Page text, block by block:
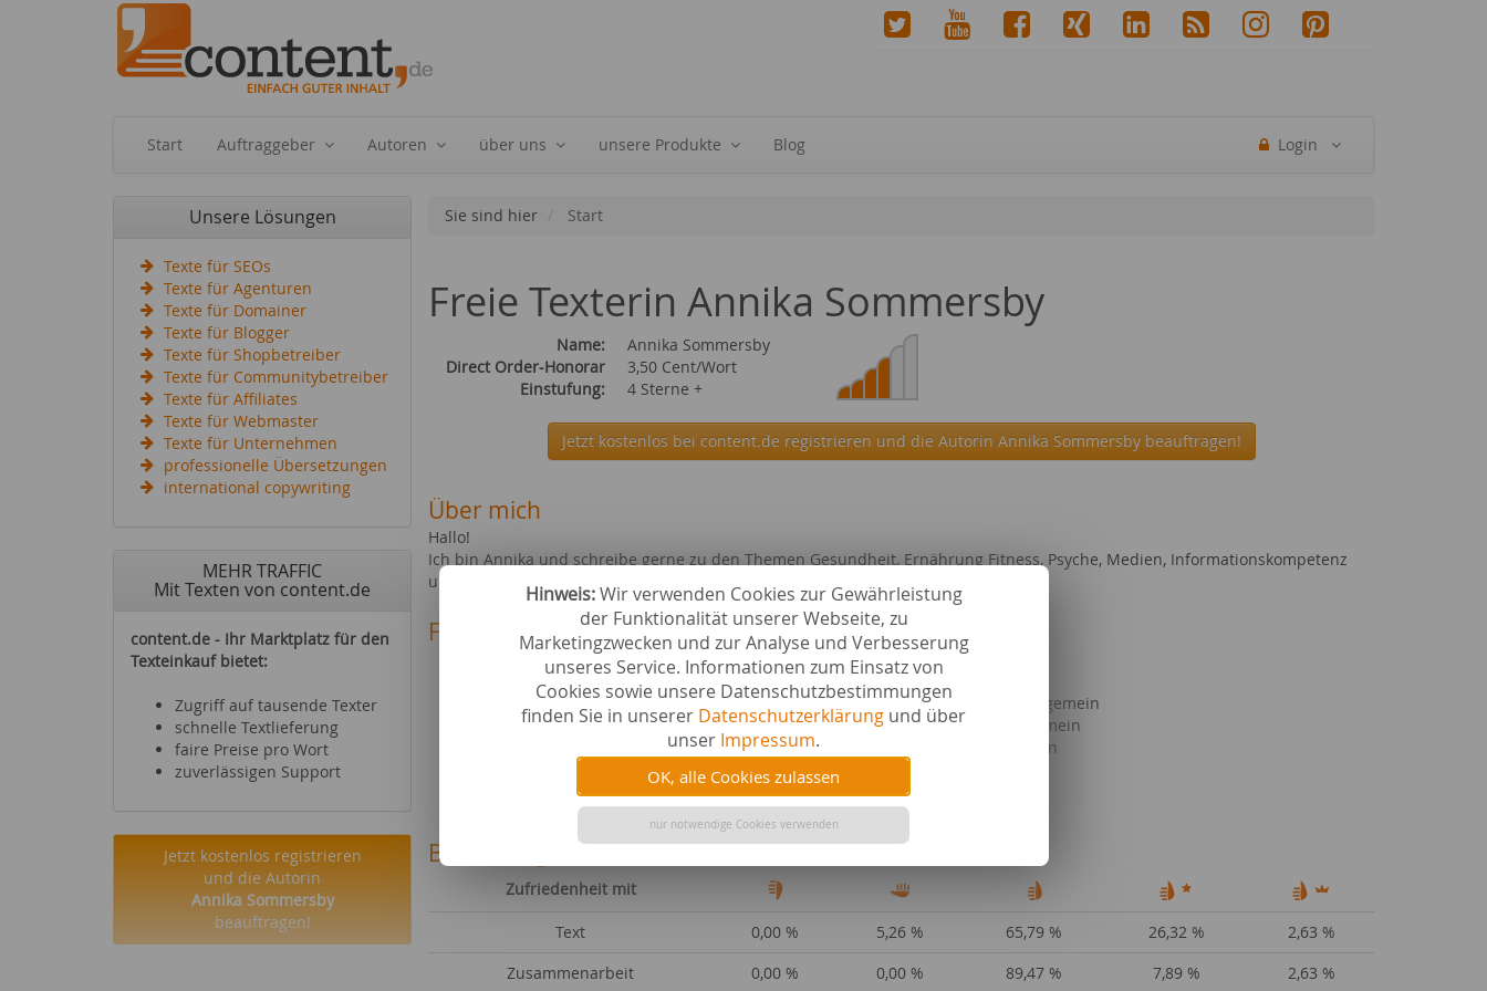
Hinweis:Wir verwenden Cookies zur Gewährleistung
der Funktionalität unserer Webseite, zu
Marketingzwecken und zur Analyse und Verbesserung
unseres Service. Informationen zum Einsatz von
Cookies sowie unsere Datenschutzbestimmungen
finden Sie in unserer Datenschutzerklärung und über
unser Impressum.
OK, alle Cookies zulassen
nur notwendige Cookies verwenden
Start Auftraggeber Autoren über uns unsere Produkte Blog Login
Unsere Lösungen
Texte für SEOs
Texte für Agenturen
Texte für Domainer
Texte für Blogger
Texte für Shopbetreiber
Texte für Communitybetreiber
Texte für Affiliates
Texte für Webmaster
Texte für Unternehmen
professionelle Übersetzungen
international copywriting
MEHR TRAFFIC
Mit Texten von content.de
content.de - Ihr Marktplatz für den
Texteinkauf bietet:
Zugriff auf tausende Texter
schnelle Textlieferung
faire Preise pro Wort
zuverlässigen Support
Jetzt kostenlos registrieren
und die Autorin
Annika Sommersby
beauftragen!
Sie sind hier Start
Freie Texterin Annika Sommersby
Name:
Annika Sommersby
Direct Order-Honorar
3,50 Cent/Wort
Einstufung:
4 Sterne +
Jetzt kostenlos bei content.de registrieren und die Autorin Annika Sommersby beauftragen!
Über mich
Hallo!
Ich bin Annika und schreibe gerne zu den Themen Gesundheit, Ernährung Fitness, Psyche, Medien, Informationskompetenz
und Studium, bin aber auch für viele andere Themen begeisterungsfähig!
Fachgebiete bei content.de
Essen & Trinken
Hörbücher & E-Books
Gesundheit & Kosmetik
Schule & Studium
Filme & Serien
Hobby & Freizeit
Wissenschaft allgemein
Ernährung allgemein
Medien allgemein
Bewertungen
Zufriedenheit mit
Text 0,00 % 5,26 % 65,79 % 26,32 %
2,63 %
Zusammenarbeit
0,00 % 0,00 % 89,47 % 7,89 % 2,63 %